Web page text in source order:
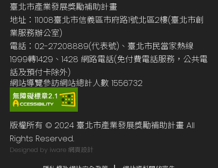
臺北市產業發展獎勵補助計畫
地址：11008臺北市信義區市府路1號北區2樓(臺北市創
業服務辦公室)
電話：02-27208889(代表號)、臺北市民當家熱線
1999轉1429、1428 網路電話(免付費電話服務，公共電
話及預付卡除外)
網站導覽參訪網站總計人數 1556732
版權所有 © 2024 臺北市產業發展獎勵補助計畫 All
Rights Reserved.
Designed by iware 網頁設計